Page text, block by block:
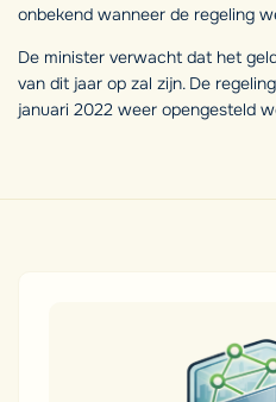
onbekend wanneer de regeling
De minister verwacht dat het
van dit jaar op zal zijn. De
januari 2022 weer opengesteld